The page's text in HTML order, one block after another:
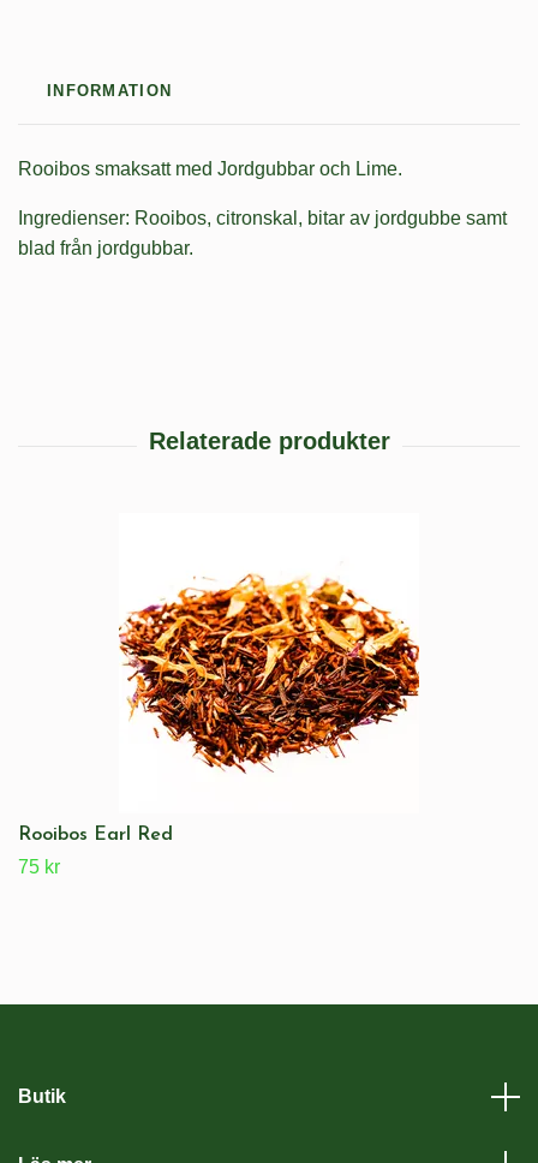
INFORMATION
Rooibos smaksatt med Jordgubbar och Lime.
Ingredienser: Rooibos, citronskal, bitar av jordgubbe samt
blad från jordgubbar.
Rooibos Earl Red
75 kr
Butik